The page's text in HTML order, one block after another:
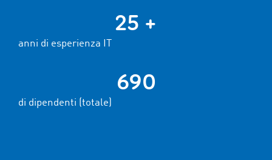
25 +
anni di esperienza IT
690
di dipendenti (totale)